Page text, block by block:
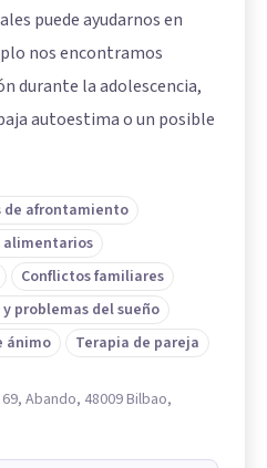
puede ayudarnos en
nos encontramos
durante la adolescencia,
autoestima o un posible
de afrontamiento
alimentarios
Conflictos familiares
problemas del sueño
ánimo
Terapia de pareja
Abando, 48009 Bilbao,